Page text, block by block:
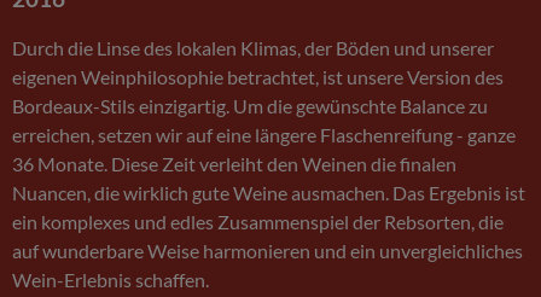
Durch die Linse des lokalen Klimas, der Böden und unserer
eigenen Weinphilosophie betrachtet, ist unsere Version des
Bordeaux-Stils einzigartig. Um die gewünschte Balance zu
erreichen, setzen wir auf eine längere Flaschenreifung - ganze
36 Monate. Diese Zeit verleiht den Weinen die finalen
Nuancen, die wirklich gute Weine ausmachen. Das Ergebnis ist
ein komplexes und edles Zusammenspiel der Rebsorten, die
auf wunderbare Weise harmonieren und ein unvergleichliches
Wein-Erlebnis schaffen.